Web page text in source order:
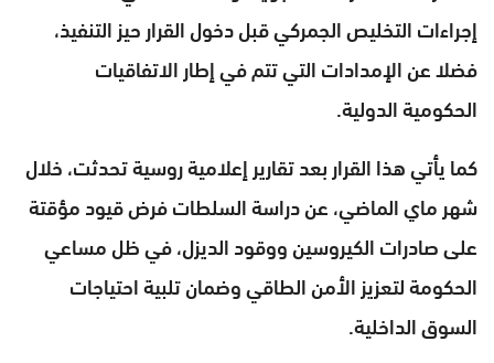
إجراءات التخليص الجمركي قبل دخول القرار حيز التنفيذ،
فضلا عن الإمدادات التي تتم في إطار الاتفاقيات
الحكومية الدولية.
كما يأتي هذا القرار بعد تقارير إعلامية روسية تحدثت، خلال
شهر ماي الماضي، عن دراسة السلطات فرض قيود مؤقتة
على صادرات الكيروسين ووقود الديزل، في ظل مساعي
الحكومة لتعزيز الأمن الطاقي وضمان تلبية احتياجات
السوق الداخلية.